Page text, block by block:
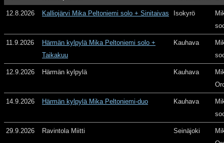
12.8.2026 Kalliojärvi Mika Peltoniemi solo + Sinitaivas Isokyrö
11.9.2026
Härmän kylpylä Mika Peltoniemi solo +
Taikakuu
Kauhava
12.9.2026 Härmän kylpylä Kauhava
14.9.2026 Härmän kylpylä Mika Peltoniemi-duo Kauhava
29.9.2026 Ravintola Miitti Seinäjoki